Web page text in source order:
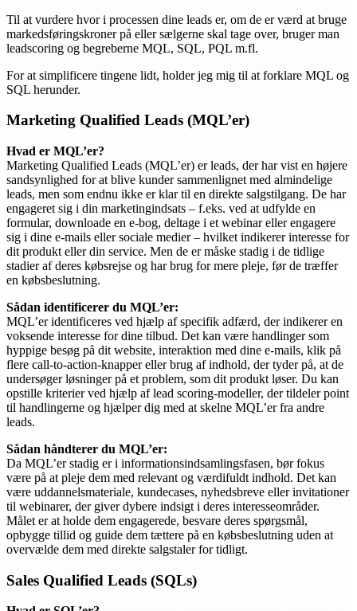
Til at vurdere hvor i processen dine leads er, om de er værd at bruge
markedsføringskroner på eller sælgerne skal tage over, bruger man
leadscoring og begreberne MQL, SQL, PQL m.fl.
For at simplificere tingene lidt, holder jeg mig til at forklare MQL og
SQL herunder.
Marketing Qualified Leads (MQL’er)
Hvad er MQL’er?
Marketing Qualified Leads (MQL’er) er leads, der har vist en højere
sandsynlighed for at blive kunder sammenlignet med almindelige
leads, men som endnu ikke er klar til en direkte salgstilgang. De har
engageret sig i din marketingindsats – f.eks. ved at udfylde en
formular, downloade en e-bog, deltage i et webinar eller engagere
sig i dine e-mails eller sociale medier – hvilket indikerer interesse for
dit produkt eller din service. Men de er måske stadig i de tidlige
stadier af deres købsrejse og har brug for mere pleje, før de træffer
en købsbeslutning.
Sådan identificerer du MQL’er:
MQL’er identificeres ved hjælp af specifik adfærd, der indikerer en
voksende interesse for dine tilbud. Det kan være handlinger som
hyppige besøg på dit website, interaktion med dine e-mails, klik på
flere call-to-action-knapper eller brug af indhold, der tyder på, at de
undersøger løsninger på et problem, som dit produkt løser. Du kan
opstille kriterier ved hjælp af lead scoring-modeller, der tildeler point
til handlingerne og hjælper dig med at skelne MQL’er fra andre
leads.
Sådan håndterer du MQL’er:
Da MQL’er stadig er i informationsindsamlingsfasen, bør fokus
være på at pleje dem med relevant og værdifuldt indhold. Det kan
være uddannelsmateriale, kundecases, nyhedsbreve eller invitationer
til webinarer, der giver dybere indsigt i deres interesseområder.
Målet er at holde dem engagerede, besvare deres spørgsmål,
opbygge tillid og guide dem tættere på en købsbeslutning uden at
overvælde dem med direkte salgstaler for tidligt.
Sales Qualified Leads (SQLs)